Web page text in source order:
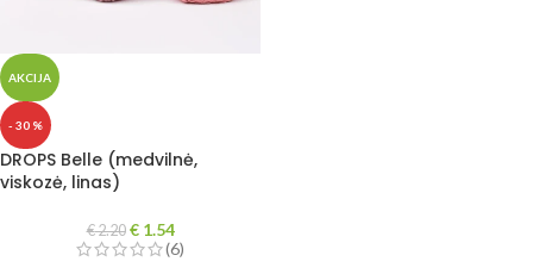
AKCIJA
- 30 %
DROPS Belle (medvilnė,
viskozė, linas)
€2.20 €1.54
(6)